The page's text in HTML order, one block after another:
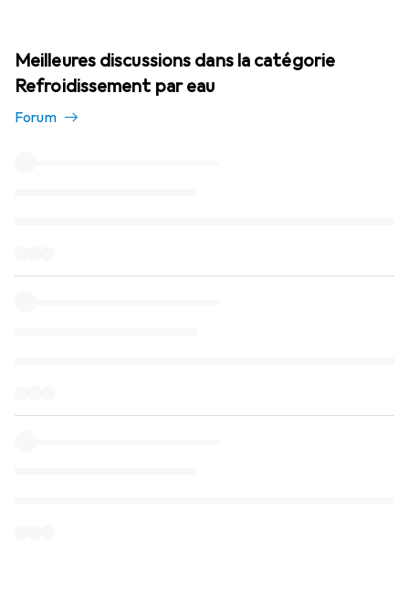
Meilleures discussions dans la catégorie
Refroidissement par eau
Forum